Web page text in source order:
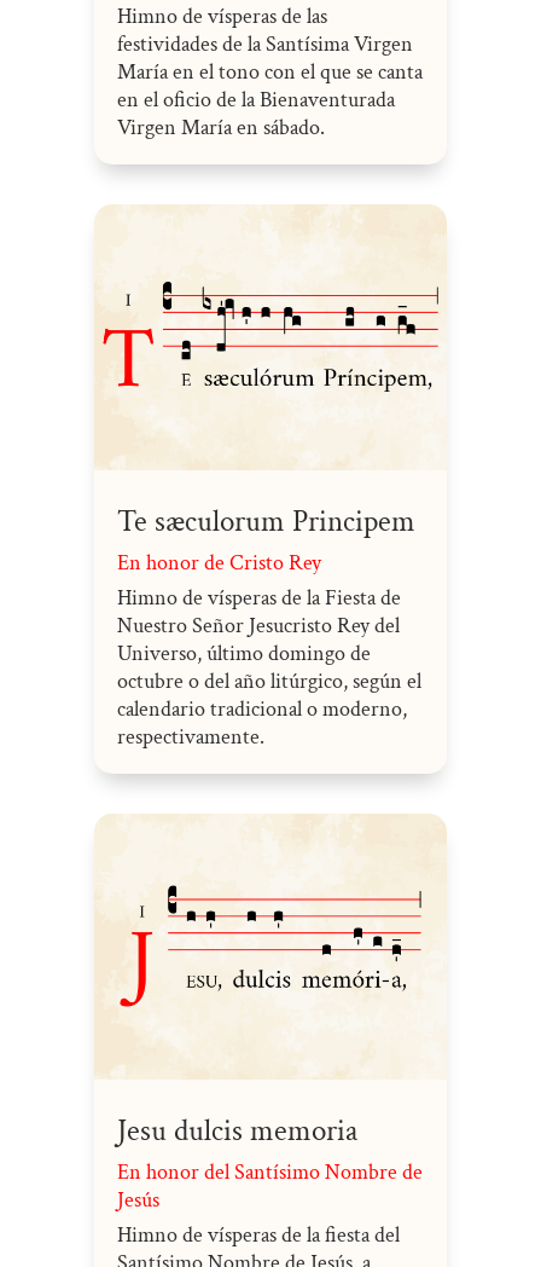
Himno de vísperas de las
festividades de la Santísima Virgen
María en el tono con el que se canta
en el oficio de la Bienaventurada
Virgen María en sábado.
Te sæculorum Principem
En honor de Cristo Rey
Himno de vísperas de la Fiesta de
Nuestro Señor Jesucristo Rey del
Universo, último domingo de
octubre o del año litúrgico, según el
calendario tradicional o moderno,
respectivamente.
Jesu dulcis memoria
En honor del Santísimo Nombre de
Jesús
Himno de vísperas de la fiesta del